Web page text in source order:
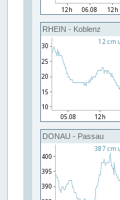
RHEIN - Koblenz
DONAU - Passau